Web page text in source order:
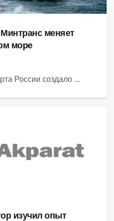
меняет
море
России создало ...
изучил опыт